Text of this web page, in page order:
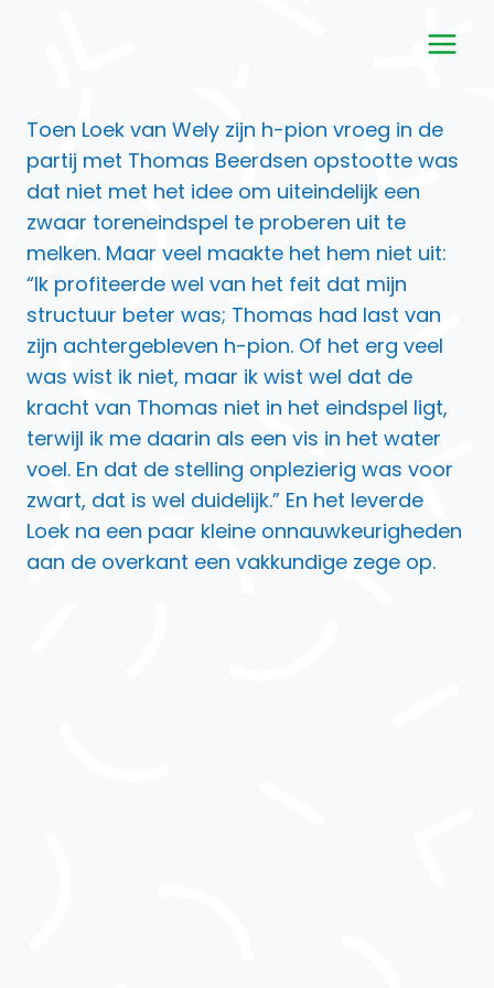
Toen Loek van Wely zijn h-pion vroeg in de
partij met Thomas Beerdsen opstootte was
dat niet met het idee om uiteindelijk een
zwaar toreneindspel te proberen uit te
melken. Maar veel maakte het hem niet uit:
“Ik profiteerde wel van het feit dat mijn
structuur beter was; Thomas had last van
zijn achtergebleven h-pion. Of het erg veel
was wist ik niet, maar ik wist wel dat de
kracht van Thomas niet in het eindspel ligt,
terwijl ik me daarin als een vis in het water
voel. En dat de stelling onplezierig was voor
zwart, dat is wel duidelijk.” En het leverde
Loek na een paar kleine onnauwkeurigheden
aan de overkant een vakkundige zege op.